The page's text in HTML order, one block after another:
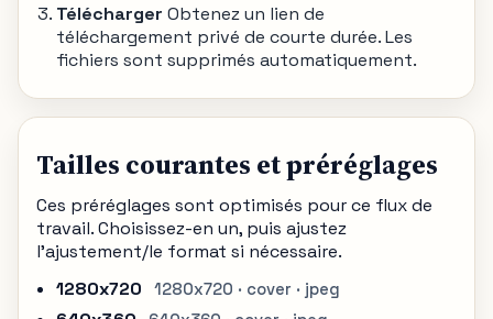
Télécharger Obtenez un lien de
téléchargement privé de courte durée. Les
fichiers sont supprimés automatiquement.
Tailles courantes et préréglages
Ces préréglages sont optimisés pour ce flux de
travail. Choisissez-en un, puis ajustez
l'ajustement/le format si nécessaire.
1280x720
1280x720 · cover · jpeg